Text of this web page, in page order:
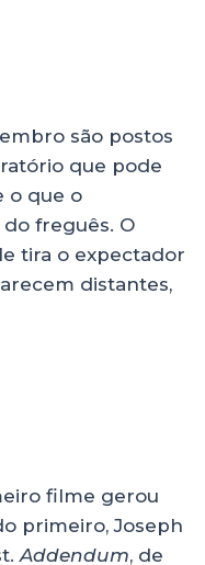
são postos
que pode
o que o
freguês. O
tira o expectador
distantes,
filme gerou
primeiro, Joseph
Addendum, de